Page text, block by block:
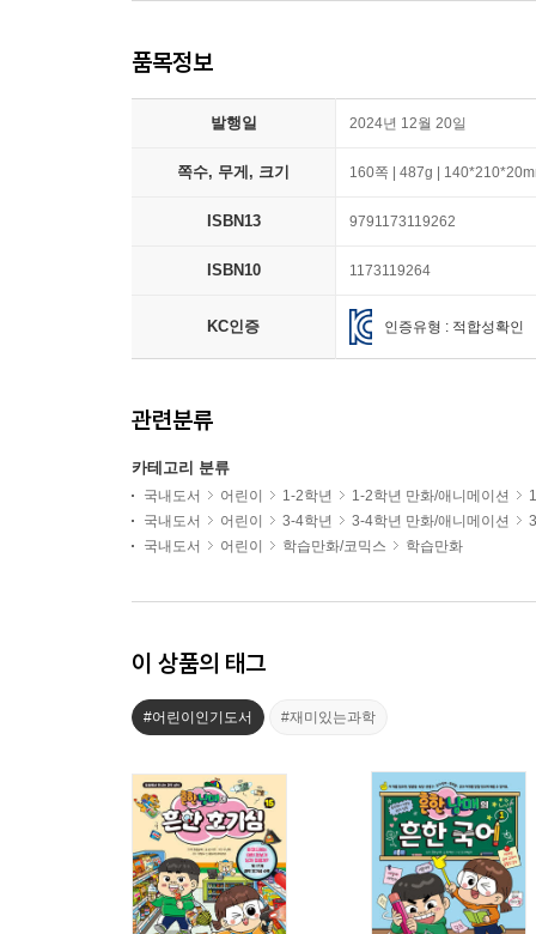
품목정보
발행일 2024년 12월 20일
쪽수, 무게, 크기 160쪽 | 487g |
ISBN13 9791173119262
ISBN10 1173119264
KC인증 인증유형 : 적합성확인
관련분류
카테고리 분류
국내도서 어린이 1-2학년 1-2학년 만화/애니메이션
국내도서
어린이 3-4학년 3-4학년 만화/애니메이션
국내도서
어린이 학습만화/코믹스 학습만화
이 상품의 태그
#어린이인기도서 #재미있는과학